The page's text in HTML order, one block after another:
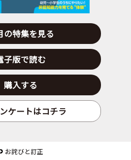
の特集を見る
子版で読む
購入する
ケートはコチラ
お詫びと訂正